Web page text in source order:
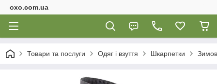
oxo.com.ua
Товари та послуги Одяг і взуття Шкарпетки